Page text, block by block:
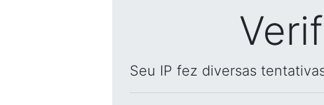
Seu IP fez diversas